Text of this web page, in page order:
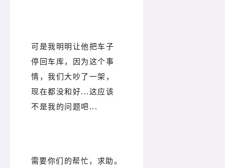
可是我明明让他把车子
停回车库，因为这个事
情，我们大吵了一架，
现在都没和好...这应该
不是我的问题吧...
需要你们的帮忙，求助。